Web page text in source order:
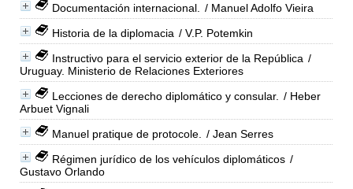
Documentación internacional.
/ Manuel Adolfo Vieira
Historia de la diplomacia / V.P. Potemkin
Instructivo para el servicio exterior de la República /
Uruguay. Ministerio de Relaciones Exteriores
Lecciones de derecho diplomático y consular. / Heber
Arbuet Vignali
Manuel pratique de protocole.
/ Jean Serres
Régimen jurídico de los vehículos diplomáticos /
Gustavo Orlando